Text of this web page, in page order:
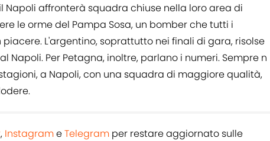
affronterà squadra chiuse nella loro area di
le orme del Pampa Sosa, un bomber che tutti i
L'argentino, soprattutto nei finali di gara, risolse
Napoli. Per Petagna, inoltre, parlano i numeri. Sempre n
a Napoli, con una squadra di maggiore qualità,
, InstagrameTelegram per restare aggiornato sulle